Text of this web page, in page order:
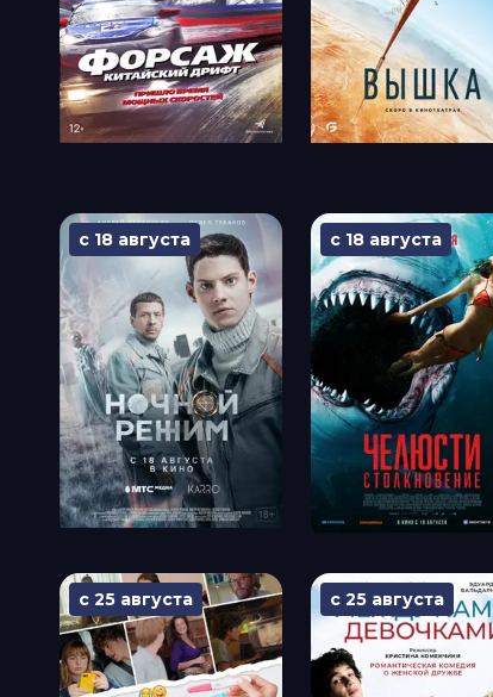
с 18 августа с 18 августа
с 25 августа с 25 августа